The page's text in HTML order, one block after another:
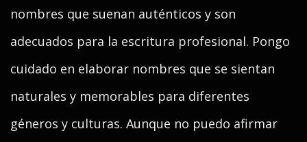
nombres que suenan auténticos y son
adecuados para la escritura profesional. Pongo
cuidado en elaborar nombres que se sientan
naturales y memorables para diferentes
géneros y culturas. Aunque no puedo afirmar